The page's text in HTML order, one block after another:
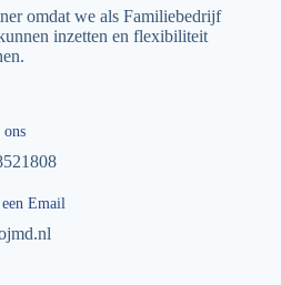
omdat we als Familiebedrijf
inzetten en flexibiliteit
ons
Email